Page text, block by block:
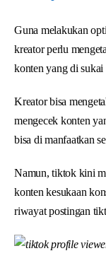
Guna melakukan
kreator perlu
konten yang di
Kreator bisa
mengecek konten
bisa di manfaatkan
Namun, tiktok kini
konten kesukaan
riwayat postingan